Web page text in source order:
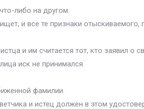
либо на другом.
и все те признаки
и им считается тот, кто заявил о
иск не принимался.
фамилии.
и истец должен в этом